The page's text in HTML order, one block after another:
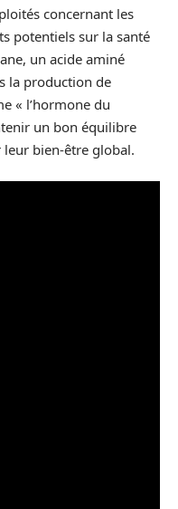
concernant les
potentiels sur la santé
un acide aminé
la production de
« l’hormone du
un bon équilibre
bien-être global.